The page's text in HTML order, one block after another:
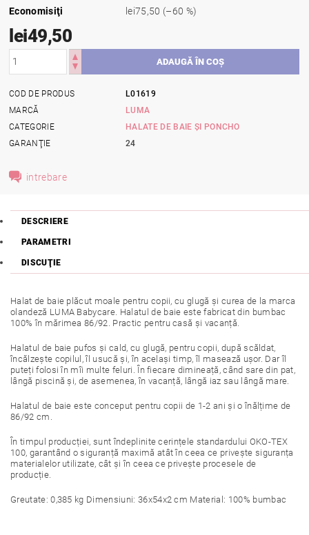
Economisiţi
lei75,50 (–60 %)
lei49,50
COD DE PRODUS
L01619
MARCĂ
LUMA
CATEGORIE
HALATE DE BAIE ȘI PONCHO
GARANŢIE
24
intrebare
DESCRIERE
PARAMETRI
DISCUŢIE
Halat de baie plăcut moale pentru copii, cu glugă și curea de la marca
olandeză LUMA Babycare. Halatul de baie este fabricat din bumbac
100% în mărimea 86/92. Practic pentru casă și vacanță.
Halatul de baie pufos și cald, cu glugă, pentru copii, după scăldat,
încălzește copilul, îl usucă și, în același timp, îl masează ușor. Dar îl
puteți folosi în mîi multe feluri. În fiecare dimineață, când sare din pat,
lângă piscină și, de asemenea, în vacanță, lângă iaz sau lângă mare.
Halatul de baie este conceput pentru copii de 1-2 ani și o înălțime de
86/92 cm.
În timpul producției, sunt îndeplinite cerințele standardului OKO-TEX
100, garantând o siguranță maximă atât în ​​ceea ce privește siguranța
materialelor utilizate, cât și în ceea ce privește procesele de
producție.
Greutate: 0,385 kg Dimensiuni: 36x54x2 cm Material: 100% bumbac